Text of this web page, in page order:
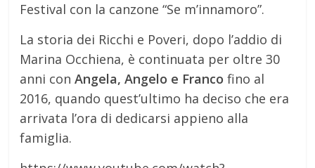
Festival con la canzone “Se m’innamoro”.
La storia dei Ricchi e Poveri, dopo l’addio di
Marina Occhiena, è continuata per oltre 30
anni conAngela, Angelo e Franco fino al
2016, quando quest’ultimo ha deciso che era
arrivata l’ora di dedicarsi appieno alla
famiglia.